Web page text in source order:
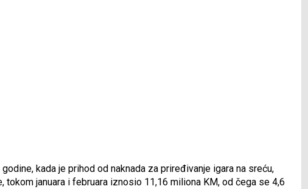
kada je prihod od naknada za priređivanje igara na sreću,
tokom januara i februara iznosio 11,16 miliona KM, od čega se 4,6